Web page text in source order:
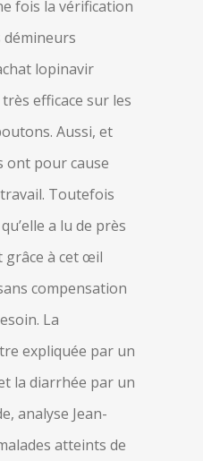
fois la vérification
démineurs
lopinavir
efficace sur les
Aussi, et
ont pour cause
Toutefois
a lu de près
grâce à cet œil
compensation
La
expliquée par un
la diarrhée par un
analyse Jean-
atteints de